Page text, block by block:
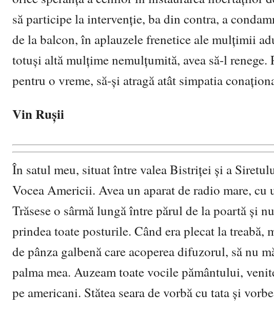
să participe la intervenție, ba din contra, a
de la balcon, în aplauzele frenetice ale mulțimii
totuși altă mulțime nemulțumită, avea să-l
pentru o vreme, să-și atragă atât simpatia
Vin Rușii
În satul meu, situat între valea Bistriței și a
Vocea Americii. Avea un aparat de radio mare, cu
Trăsese o sârmă lungă între părul de la poartă și
prindea toate posturile. Când era plecat la
de pânza galbenă care acoperea difuzorul, să nu
palma mea. Auzeam toate vocile pământului,
pe americani. Stătea seara de vorbă cu tata și